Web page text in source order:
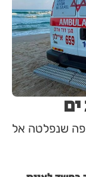
שנפלטה אל